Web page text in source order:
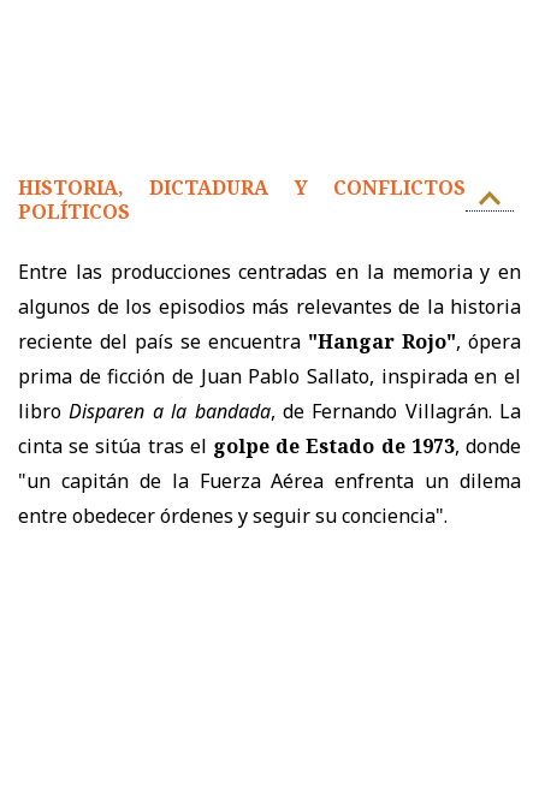
HISTORIA, DICTADURA Y CONFLICTOS
POLÍTICOS
Entre las producciones centradas en la memoria y en
algunos de los episodios más relevantes de la historia
reciente del país se encuentra "Hangar Rojo", ópera
prima de ficción de Juan Pablo Sallato, inspirada en el
libroDisparen a la bandada, de Fernando Villagrán. La
cinta se sitúa tras el golpe de Estado de 1973, donde
"un capitán de la Fuerza Aérea enfrenta un dilema
entre obedecer órdenes y seguir su conciencia".